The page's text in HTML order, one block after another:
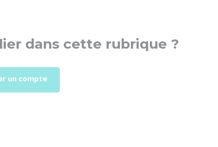
dans cette rubrique ?
un compte